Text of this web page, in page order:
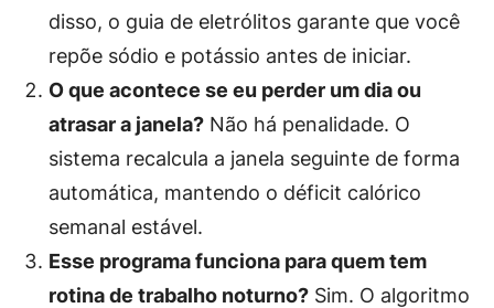
disso, o guia de eletrólitos garante que você
repõe sódio e potássio antes de iniciar.
O que acontece se eu perder um dia ou
atrasar a janela? Não há penalidade. O
sistema recalcula a janela seguinte de forma
automática, mantendo o déficit calórico
semanal estável.
Esse programa funciona para quem tem
rotina de trabalho noturno? Sim. O algoritmo